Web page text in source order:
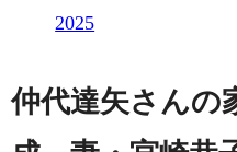
2025
仲代達矢さんの